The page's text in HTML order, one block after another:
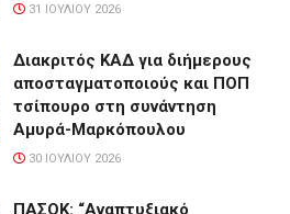
31 ΙΟΥΛΊΟΥ 2026
Διακριτός ΚΑΔ για διήμερους
αποσταγματοποιούς και ΠΟΠ
τσίπουρο στη συνάντηση
Αμυρά-Μαρκόπουλου
30 ΙΟΥΛΊΟΥ 2026
ΠΑΣΟΚ: “Αναπτυξιακό